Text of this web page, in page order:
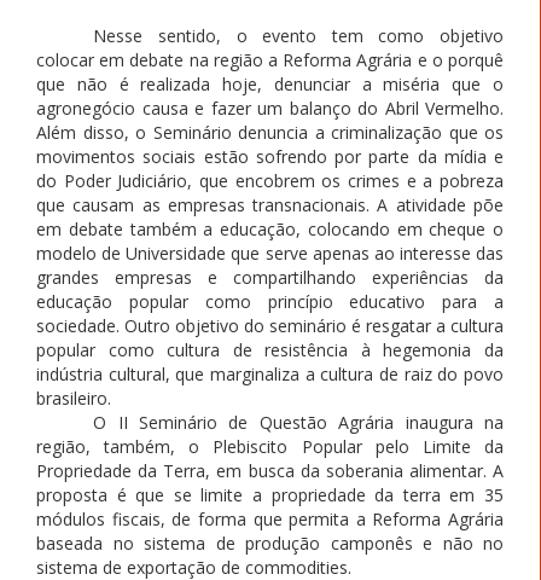
Nesse sentido, o evento tem como objetivo
colocar em debate na região a Reforma Agrária e o porquê
que não é realizada hoje, denunciar a miséria que o
agronegócio causa e fazer um balanço do Abril Vermelho.
Além disso, o Seminário denuncia a criminalização que os
movimentos sociais estão sofrendo por parte da mídia e
do Poder Judiciário, que encobrem os crimes e a pobreza
que causam as empresas transnacionais. A atividade põe
em debate também a educação, colocando em cheque o
modelo de Universidade que serve apenas ao interesse das
grandes empresas e compartilhando experiências da
educação popular como princípio educativo para a
sociedade. Outro objetivo do seminário é resgatar a cultura
popular como cultura de resistência à hegemonia da
indústria cultural, que marginaliza a cultura de raiz do povo
brasileiro.
O II Seminário de Questão Agrária inaugura na
região, também, o Plebiscito Popular pelo Limite da
Propriedade da Terra, em busca da soberania alimentar. A
proposta é que se limite a propriedade da terra em 35
módulos fiscais, de forma que permita a Reforma Agrária
baseada no sistema de produção camponês e não no
sistema de exportação de commodities.